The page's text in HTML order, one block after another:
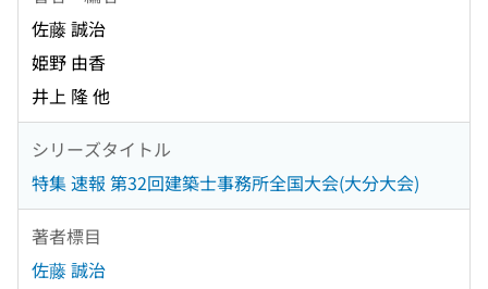
佐藤 誠治
姫野 由香
井上 隆 他
シリーズタイトル
特集 速報 第32回建築士事務所全国大会(大分大会)
著者標目
佐藤 誠治